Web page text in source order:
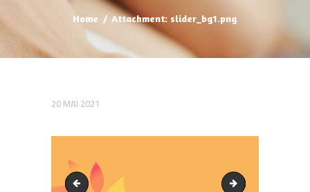
Home Attachment: slider_bg1.png
20 MAI 2021
Estime de soi slides_21.jpg